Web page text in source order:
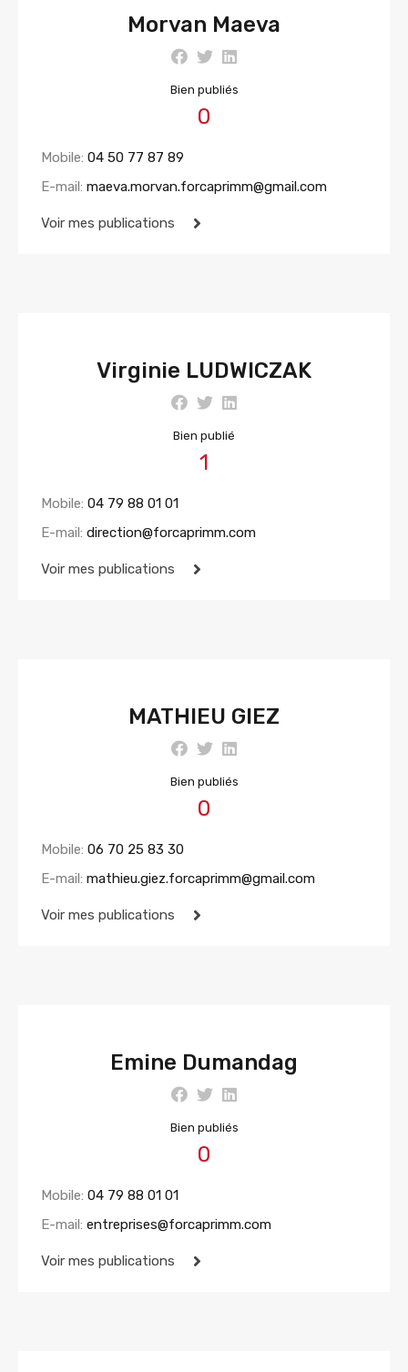
Morvan Maeva
Bien publiés
0
Mobile: 04 50 77 87 89
E-mail: maeva.morvan.forcaprimm@gmail.com
Voir mes publications
Virginie LUDWICZAK
Bien publié
1
Mobile: 04 79 88 01 01
E-mail: direction@forcaprimm.com
Voir mes publications
MATHIEU GIEZ
Bien publiés
0
Mobile: 06 70 25 83 30
E-mail: mathieu.giez.forcaprimm@gmail.com
Voir mes publications
Emine Dumandag
Bien publiés
0
Mobile: 04 79 88 01 01
E-mail: entreprises@forcaprimm.com
Voir mes publications